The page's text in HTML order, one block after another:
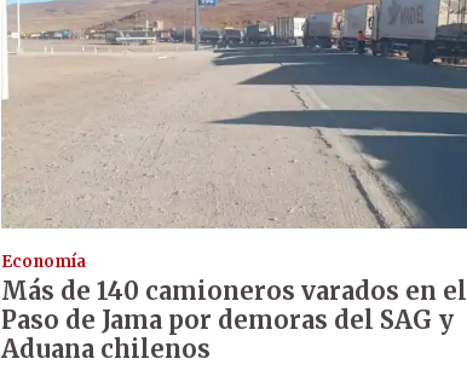
Economía
Más de 140 camioneros varados en el
Paso de Jama por demoras del SAG y
Aduana chilenos